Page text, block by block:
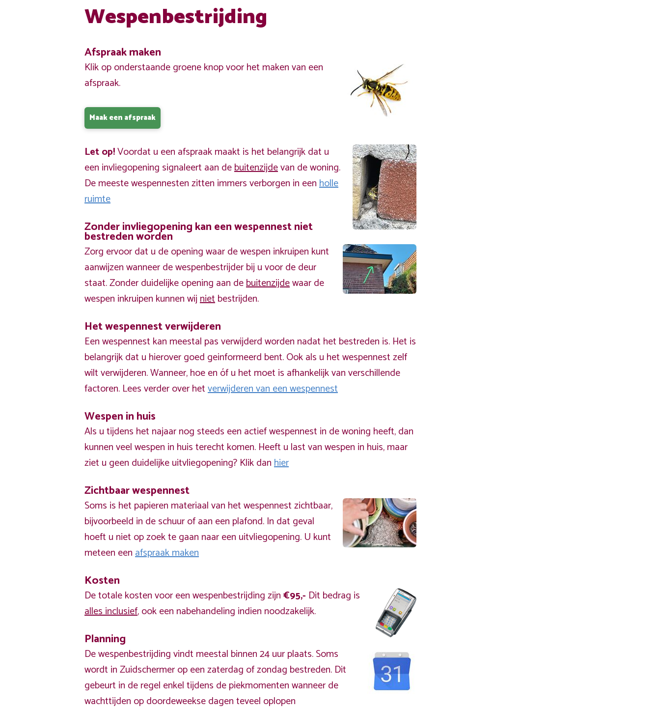
Wespenbestrijding
Afspraak maken
Klik op onderstaande groene knop voor het maken van een
afspraak.
Maak een afspraak
Let op!Voordat u een afspraak maakt is het belangrijk dat u
een invliegopening signaleert aan debuitenzijdevan de woning.
De meeste wespennesten zitten immers verborgen in eenholle
ruimte
Zonder invliegopening kan een wespennest niet
bestreden worden
Zorg ervoor dat u de opening waar de wespen inkruipen kunt
aanwijzen wanneer de wespenbestrijder bij u voor de deur
staat. Zonder duidelijke opening aan debuitenzijdewaar de
wespen inkruipen kunnen wijnietbestrijden.
Het wespennest verwijderen
Een wespennest kan meestal pas verwijderd worden nadat het bestreden is. Het is
belangrijk dat u hierover goed geinformeerd bent. Ook als u het wespennest zelf
wilt verwijderen. Wanneer, hoe en óf u het moet is afhankelijk van verschillende
factoren. Lees verder over hetverwijderen van een wespennest
Wespen in huis
Als u tijdens het najaar nog steeds een actief wespennest in de woning heeft, dan
kunnen veel wespen in huis terecht komen. Heeft u last van wespen in huis, maar
ziet u geen duidelijke uitvliegopening? Klik danhier
Zichtbaar wespennest
Soms is het papieren materiaal van het wespennest zichtbaar,
bijvoorbeeld in de schuur of aan een plafond. In dat geval
hoeft u niet op zoek te gaan naar een uitvliegopening. U kunt
meteen eenafspraak maken
Kosten
De totale kosten voor een wespenbestrijding zijn€95,- Dit bedrag is
alles inclusief, ook een nabehandeling indien noodzakelijk.
Planning
De wespenbestrijding vindt meestal binnen 24 uur plaats. Soms
wordt in Zuidschermer op een zaterdag of zondag bestreden. Dit
gebeurt in de regel enkel tijdens de piekmomenten wanneer de
wachttijden op doordeweekse dagen teveel oplopen